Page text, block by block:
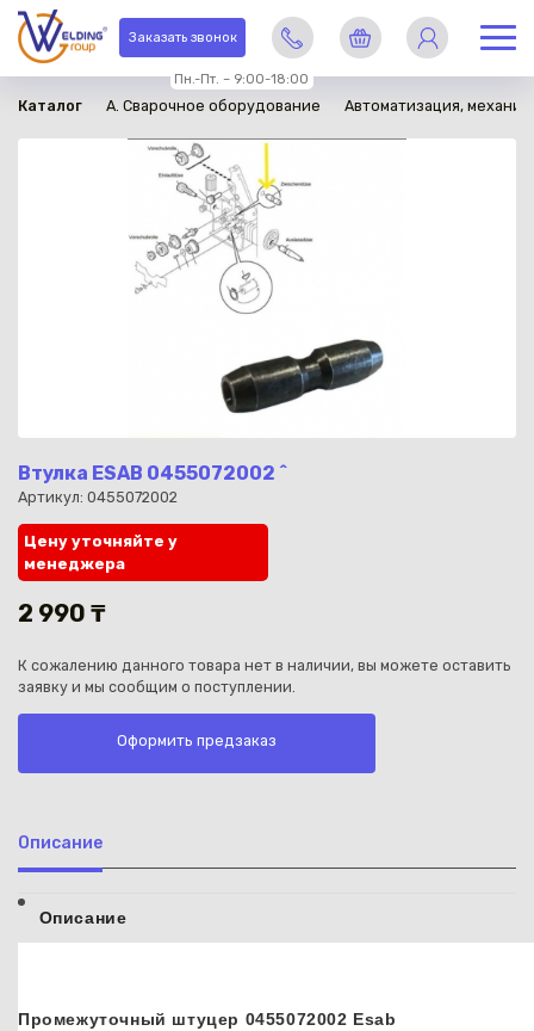
Заказать звонок
Пн.-Пт. – 9:00-18:00
Каталог A. Сварочное оборудование Автоматизация,
Втулка ESAB 0455072002 ^
Артикул: 0455072002
в наличии
Цену уточняйте у
менеджера
2 990 ₸
К сожалению данного товара нет в наличии, вы можете оставить
заявку и мы сообщим о поступлении.
Оформить предзаказ
Описание
Описание
Промежуточный штуцер 0455072002 Esab